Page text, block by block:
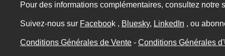
Pour des informations complémentaires, consultez notre
Suivez-nous sur Facebook , Bluesky, LinkedIn , ou
Conditions Générales de Vente - Conditions Générales